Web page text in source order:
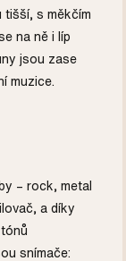
tišší, s měkčím
na ně i líp
jsou zase
muzice.
– rock, metal
a díky
snímače: